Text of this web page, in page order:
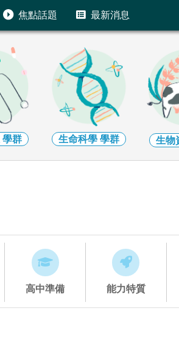
焦點話題 最新消息
學群 生命科學 學群 生物
高中準備 能力特質